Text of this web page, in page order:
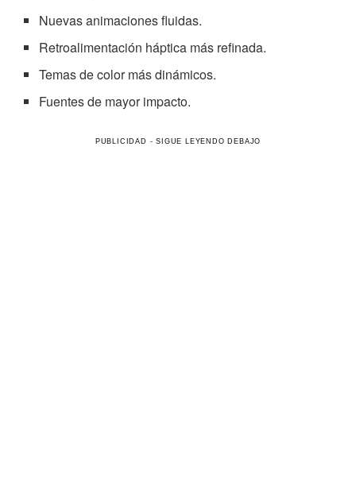
Nuevas animaciones fluidas.
Retroalimentación háptica más refinada.
Temas de color más dinámicos.
Fuentes de mayor impacto.